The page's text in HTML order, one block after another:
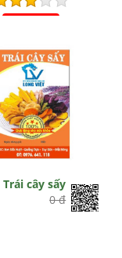
Trái cây sấy
0 đ